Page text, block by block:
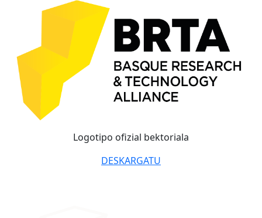
Logotipo ofizial bektoriala
DESKARGATU